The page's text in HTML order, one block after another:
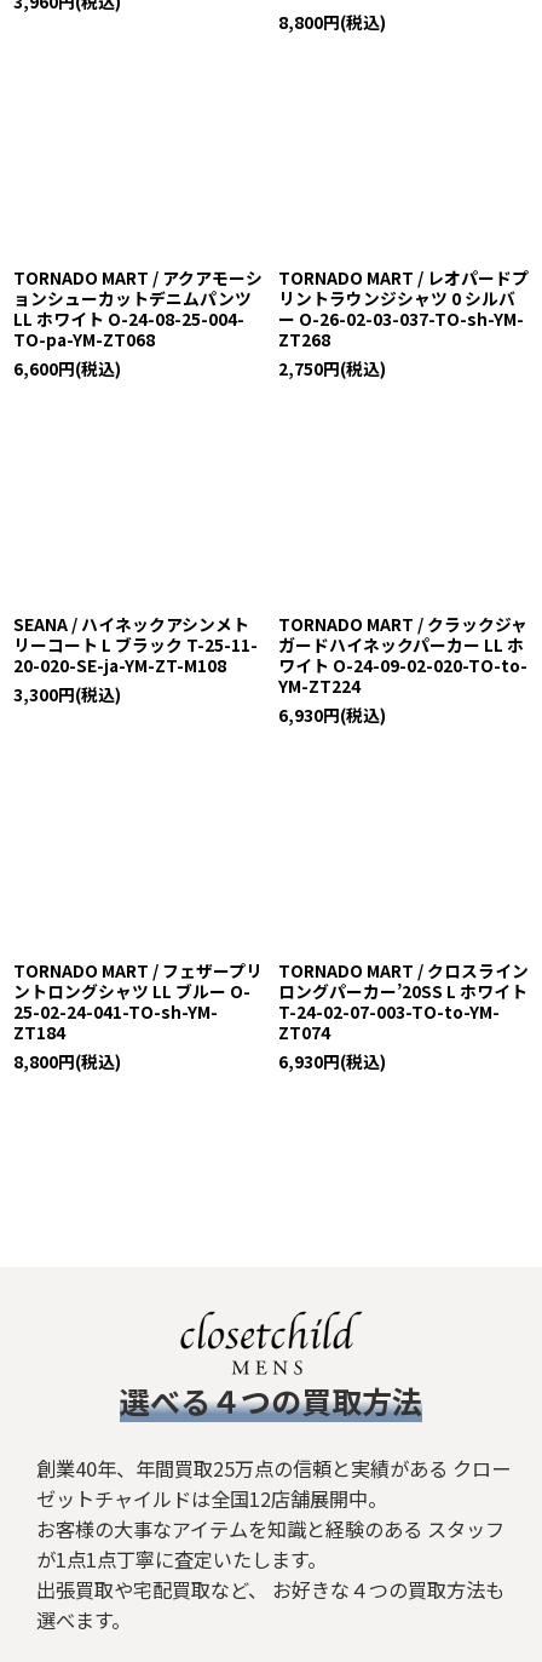
8,800円(税込)
TORNADO MART / アクアモーシ
ョンシューカットデニムパンツ
LL ホワイト O-24-08-25-004-
TO-pa-YM-ZT068
6,600円(税込)
TORNADO MART / レオパードプ
リントラウンジシャツ 0 シルバ
ー O-26-02-03-037-TO-sh-YM-
ZT268
2,750円(税込)
SEANA / ハイネックアシンメト
リーコート L ブラック T-25-11-
20-020-SE-ja-YM-ZT-M108
3,300円(税込)
TORNADO MART / クラックジャ
ガードハイネックパーカー LL ホ
ワイト O-24-09-02-020-TO-to-
YM-ZT224
6,930円(税込)
TORNADO MART / フェザープリ
ントロングシャツ LL ブルー O-
25-02-24-041-TO-sh-YM-
ZT184
8,800円(税込)
TORNADO MART / クロスライン
ロングパーカー’20SS L ホワイト
T-24-02-07-003-TO-to-YM-
ZT074
6,930円(税込)
​選べる４つの買取方法
創業40年、年間買取25万点の信頼と実績がある クロー
ゼットチャイルドは全国12店舗展開中。
お客様の大事なアイテムを知識と経験のある スタッフ
が1点1点丁寧に査定いたします。
出張買取や宅配買取など、 お好きな４つの買取方法も
選べます。